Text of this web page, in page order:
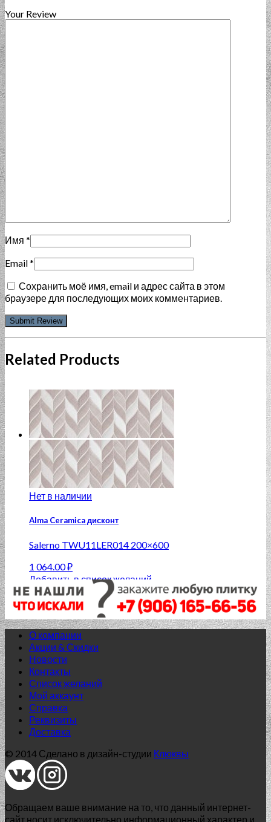
Your Review
Имя *
Email*
Сохранить моё имя, email и адрес сайта в этом
браузере для последующих моих комментариев.
Related Products
Нет в наличии
Alma Ceramica дисконт
Salerno TWU11LER014 200×600
1 064.00₽
Добавить в список желаний
О компании
Акции & Скидки
Новости
Контакты
Список желаний
Мой аккаунт
Справка
Реквизиты
Доставка
© 2014 Сделано в дизайн-студии Клюквы
Обращаем ваше внимание на то, что данный интернет-
сайт носит исключительно информационный характер и